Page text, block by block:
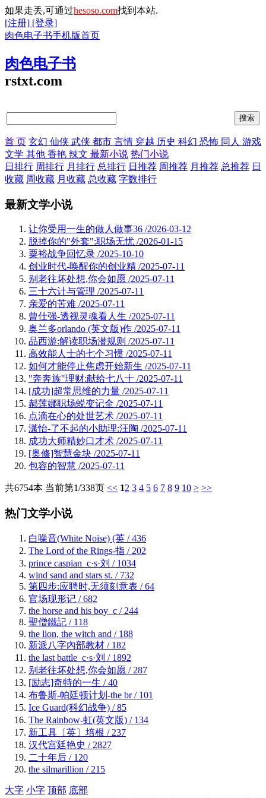
如果走丢,可通过hesoso.com找到本站.
[注册] [登录]
肉色电子书手机版首页
肉色电子书
rstxt.com
首 页 玄幻 仙侠 武侠 都市 言情 穿越 历史 科幻 恐怖 同人 游戏
文学 其他 香艳 辣文 最新小说 热门小说
日排行 周排行 月排行 总排行 日推荐 周推荐 月推荐 总推荐 日
收藏 周收藏 月收藏 总收藏 字数排行
最新文学小说
让你受用一生的做人做事36 /2026-03-12
脱掉你的"外套":职场无忧 /2026-01-15
粟裕战争回忆录 /2025-10-10
创业时代-唤醒你的创业精 /2025-07-11
别老往坏处想,你会如愿 /2025-07-11
三十六计与管理 /2025-07-11
亲爱的苦难 /2025-07-11
曾仕强-透视灵魂看人生 /2025-07-11
奥兰多orlando (英文版)作 /2025-07-11
品西游:解读职场潜规则 /2025-07-11
高效能人士的七个习惯 /2025-07-11
如何才能停止焦虑开始新生 /2025-07-11
"奔奔族"理财:献给七八十 /2025-07-11
[成功]超常思维的力量 /2025-07-11
郝莲娜职场蜕变记全 /2025-07-11
点滴在心的处世艺术 /2025-07-11
潇怡-了不起的小助理:汪陶 /2025-07-11
成功大师精妙口才术 /2025-07-11
[奥修]智慧金块 /2025-07-11
包容的智慧 /2025-07-11
共6754本 当前第1/338页 << 12 3 4 5 6 7 8 9 10 > >>
热门文学小说
白噪音(White Noise) (英 / 436
The Lord of the Rings-指 / 202
prince caspian_c·s·刘 / 1034
wind sand and stars st. / 732
第四步:应聘时,无须刻意表 / 64
官场现形记 / 682
the horse and his boy_c / 244
聖僧鐵記 / 118
the lion, the witch and / 188
新派八字內部教材 / 182
the last battle_c·s·刘 / 1892
别老往坏处想,你会如愿 / 287
[励志]奇特的一生 / 40
布鲁斯-帕廷顿计划-the br/ 101
Ice Guard(科幻战争) / 85
The Rainbow-虹(英文版) / 134
新工具〔英〕培根 / 237
汉代宫廷艳史 / 2827
二十年后 / 120
the silmarillion / 215
大字 小字 顶部 底部